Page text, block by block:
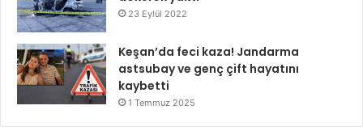
23 Eylül 2022
Keşan’da feci kaza! Jandarma
astsubay ve genç çift hayatını
kaybetti
1 Temmuz 2025